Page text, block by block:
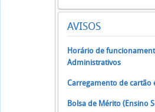
AVISOS
Horário de
Administrativos
Carregamento de cartão
Bolsa de Mérito (Ensino